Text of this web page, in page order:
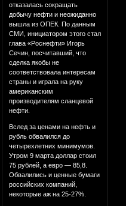
отказалась сокращать
добычу нефти и неожиданно
вышла из ОПЕК. По данным
СМИ, инициатором этого стал
глава «Роснефти» Игорь
Сечин, посчитавший, что
сделка якобы не
соответствовала интересам
страны и играла на руку
американским
производителям сланцевой
нефти.
Вслед за ценами на нефть и
рубль обвалился до
четырехлетних минимумов.
Утром 9 марта доллар стоил
75 рублей, а евро — 85,8.
Обвалились и ценные бумаги
российских компаний,
некоторые аж на 25-27%.